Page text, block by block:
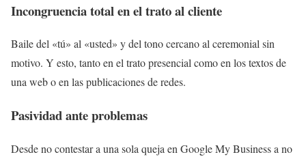
Incongruencia total en el trato al cliente
Baile del «tú» al «usted» y del tono cercano al ceremonial sin
motivo. Y esto, tanto en el trato presencial como en los textos de
una web o en las publicaciones de redes.
Pasividad ante problemas
Desde no contestar a una sola queja en Google My Business a no